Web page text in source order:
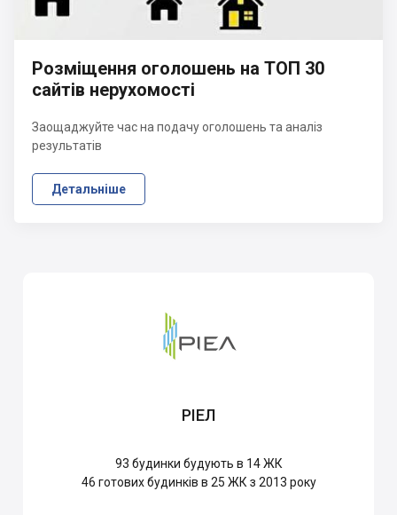
Розміщення оголошень на ТОП 30
сайтів нерухомості
Заощаджуйте час на подачу оголошень та аналіз
результатів
Детальніше
РІЕЛ
93 будинки будують в 14 ЖК
46 готових будинків в 25 ЖК з 2013 року